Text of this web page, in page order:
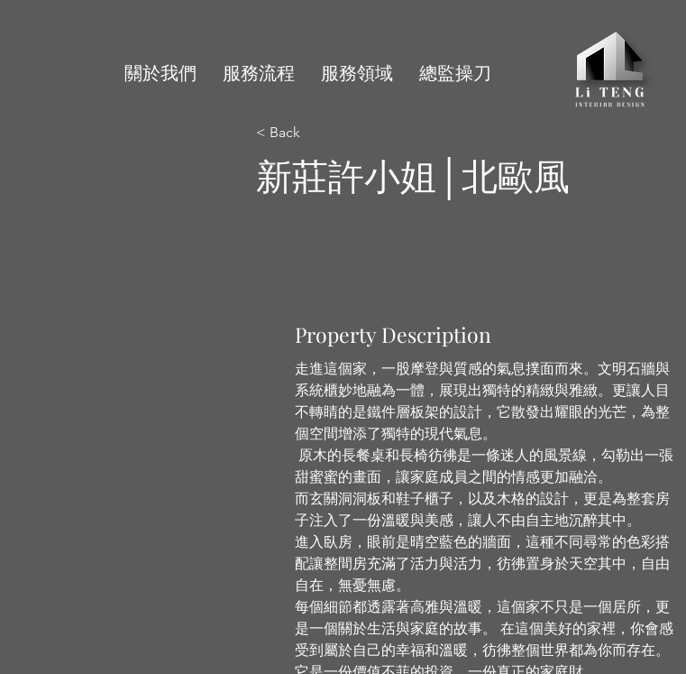
關於我們 服務流程 服務領域 總監操刀
< Back
新莊許小姐│北歐風
Property Description
走進這個家，一股摩登與質感的氣息撲面而來。文明石牆與
系統櫃妙地融為一體，展現出獨特的精緻與雅緻。更讓人目
不轉睛的是鐵件層板架的設計，它散發出耀眼的光芒，為整
個空間增添了獨特的現代氣息。
甜蜜蜜的畫面，讓家庭成員之間的情感更加融洽。
而玄關洞洞板和鞋子櫃子，以及木格的設計，更是為整套房
子注入了一份溫暖與美感，讓人不由自主地沉醉其中。
進入臥房，眼前是晴空藍色的牆面，這種不同尋常的色彩搭
配讓整間房充滿了活力與活力，彷彿置身於天空其中，自由
自在，無憂無慮。
每個細節都透露著高雅與溫暖，這個家不只是一個居所，更
是一個關於生活與家庭的故事。 在這個美好的家裡，你會感
受到屬於自己的幸福和溫暖，彷彿整個世界都為你而存在。